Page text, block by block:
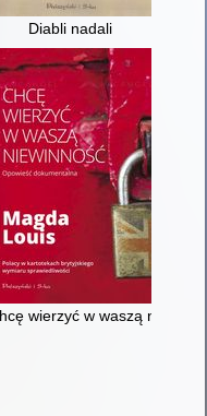
Diabli nadali
wierzyć w waszą